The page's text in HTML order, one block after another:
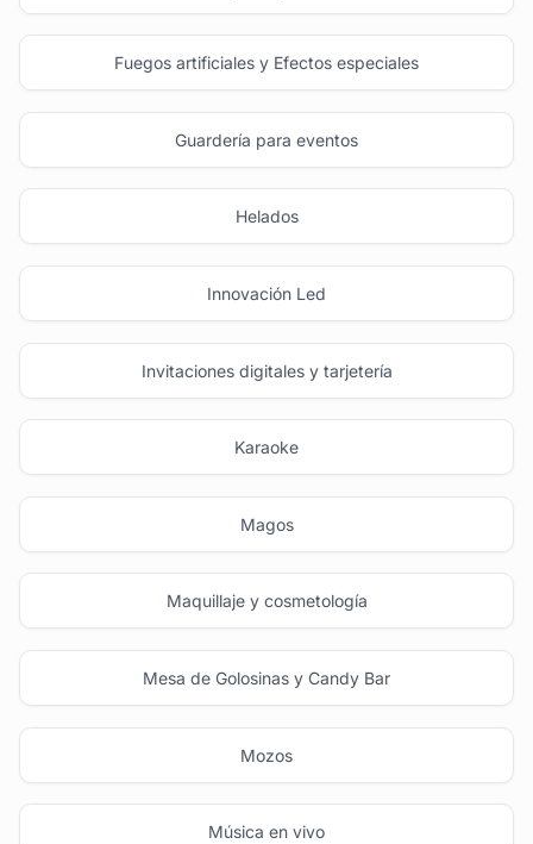
Fuegos artificiales y Efectos especiales
Guardería para eventos
Helados
Innovación Led
Invitaciones digitales y tarjetería
Karaoke
Magos
Maquillaje y cosmetología
Mesa de Golosinas y Candy Bar
Mozos
Música en vivo